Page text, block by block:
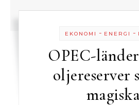
EKONOMI - ENERGI -
OPEC-
oljereserver